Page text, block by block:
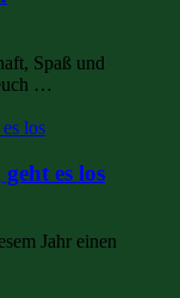
Spaß und
…
es los
Jahr einen